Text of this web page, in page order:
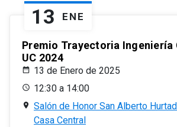
13 ENE
Premio Trayectoria Ingeniería
UC 2024
13 de Enero de 2025
12:30 a 14:00
Salón de Honor San Alberto
Casa Central